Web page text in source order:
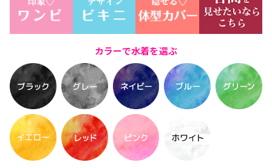
カラーで水着を選ぶ